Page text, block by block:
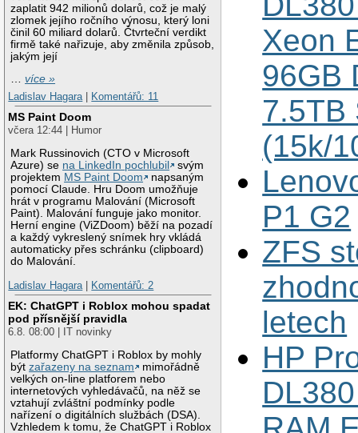
zaplatit 942 milionů dolarů, což je malý
zlomek jejího ročního výnosu, který loni
činil 60 miliard dolarů. Čtvrteční verdikt
firmě také nařizuje, aby změnila způsob,
jakým její
…více »
Ladislav Hagara
Komentářů: 11
MS Paint Doom
včera 12:44 | Humor
Mark Russinovich (CTO v Microsoft
Azure) se na LinkedIn pochlubil
svým
projektem MS Paint Doom
napsaným
pomocí Claude. Hru Doom umožňuje
hrát v programu Malování (Microsoft
Paint). Malování funguje jako monitor.
Herní engine (ViZDoom) běží na pozadí
a každý vykreslený snímek hry vkládá
automaticky přes schránku (clipboard)
do Malování.
Ladislav Hagara
Komentářů: 2
EK: ChatGPT i Roblox mohou spadat
pod přísnější pravidla
6.8. 08:00 | IT novinky
Platformy ChatGPT i Roblox by mohly
býtzařazeny na seznam
mimořádně
velkých on-line platforem nebo
internetových vyhledávačů, na něž se
vztahují zvláštní podmínky podle
nařízení o digitálních službách (DSA).
Vzhledem k tomu, že ChatGPT i Roblox
Xeon
96GB
7.5TB
(15k/
P1 G2
ZFS
letech
HP